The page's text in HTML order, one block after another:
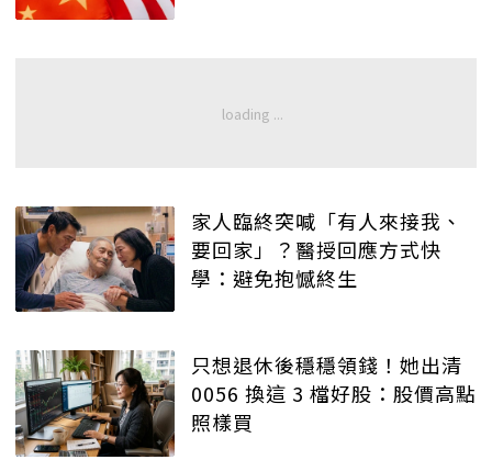
家人臨終突喊「有人來接我、
要回家」？醫授回應方式快
學：避免抱憾終生
只想退休後穩穩領錢！她出清
0056 換這 3 檔好股：股價高點
照樣買